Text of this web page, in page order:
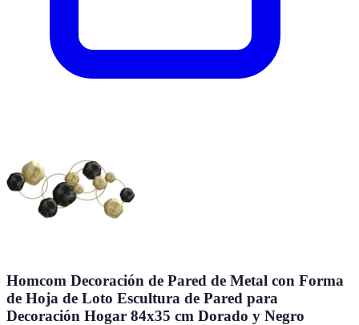
Homcom Decoración de Pared de Metal con Forma
de Hoja de Loto Escultura de Pared para
Decoración Hogar 84x35 cm Dorado y Negro